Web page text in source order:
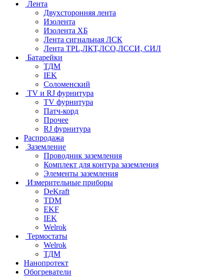
Лента
Двухсторонняя лента
Изолента
Изолента ХБ
Лента сигнальная ЛСК
Лента TPL,ЛКТ,ЛСО,ЛССИ, СИЛ
Батарейки
ТДМ
IEK
Соломенский
TV и RJ фурнитура
TV фурнитура
Патч-корд
Прочее
RJ фурнитура
Распродажа
Заземление
Проводник заземления
Комплект для контура заземления
Элементы заземления
Измерительные приборы
DeKraft
TDM
EKF
IEK
Welrok
Термостаты
Welrok
ТДМ
Нанопротект
Обогреватели